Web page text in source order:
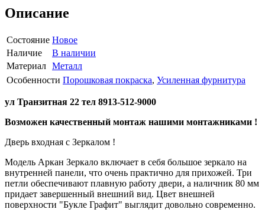
Описание
Состояние Новое
Наличие
В наличии
Материал Металл
Особенности Порошковая покраска, Усиленная фурнитура
ул Транзитная 22 тел 8913-512-9000
Возможен качественный монтаж нашими монтажниками !
Дверь входная с Зеркалом !
Модель Аркан Зеркало включает в себя большое зеркало на
внутренней панели, что очень практично для прихожей. Три
петли обеспечивают плавную работу двери, а наличник 80 мм
придает завершенный внешний вид. Цвет внешней
поверхности "Букле Графит" выглядит довольно современно.